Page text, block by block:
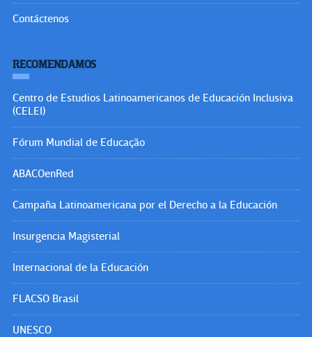
Contáctenos
RECOMENDAMOS
Centro de Estudios Latinoamericanos de Educación Inclusiva
(CELEI)
Fórum Mundial de Educação
ABACOenRed
Campaña Latinoamericana por el Derecho a la Educación
Insurgencia Magisterial
Internacional de la Educación
FLACSO Brasil
UNESCO